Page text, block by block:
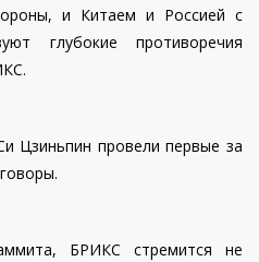
и Китаем и Россией с
глубокие противоречия
Цзиньпин провели первые за
БРИКС стремится не